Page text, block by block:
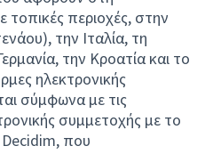
περιοχές, στην
την Ιταλία, τη
την Κροατία και το
ηλεκτρονικής
σύμφωνα με τις
συμμετοχής με το
Decidim, που